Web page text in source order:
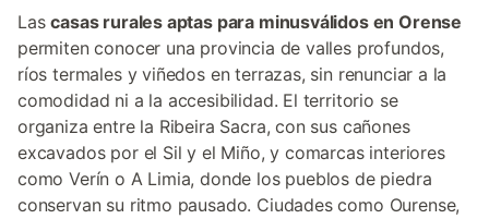
Lascasas rurales aptas para minusválidos en Orense
permiten conocer una provincia de valles profundos,
ríos termales y viñedos en terrazas, sin renunciar a la
comodidad ni a la accesibilidad. El territorio se
organiza entre la Ribeira Sacra, con sus cañones
excavados por el Sil y el Miño, y comarcas interiores
como Verín o A Limia, donde los pueblos de piedra
conservan su ritmo pausado. Ciudades como Ourense,